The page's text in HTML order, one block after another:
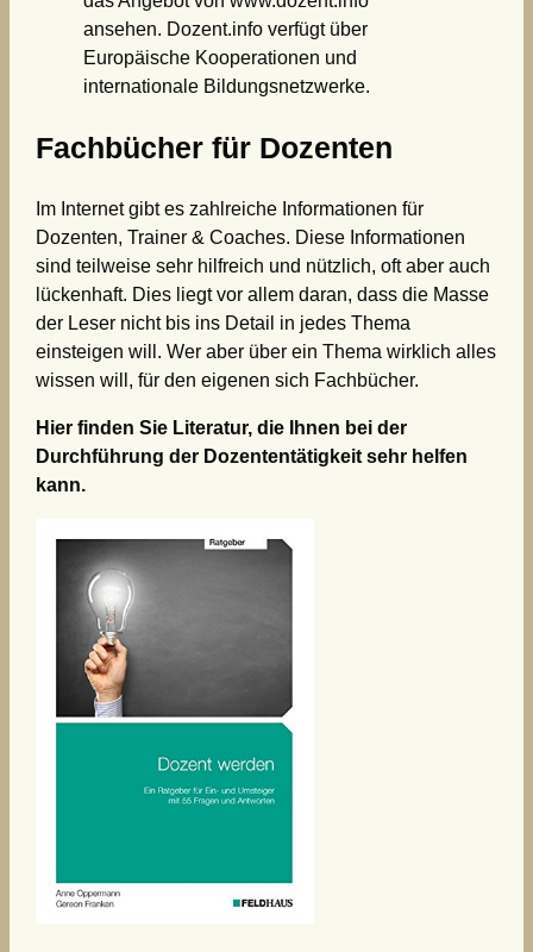
ansehen. Dozent.info verfügt über
Europäische Kooperationen und
internationale Bildungsnetzwerke.
Fachbücher für Dozenten
Im Internet gibt es zahlreiche Informationen für
Dozenten, Trainer & Coaches. Diese Informationen
sind teilweise sehr hilfreich und nützlich, oft aber auch
lückenhaft. Dies liegt vor allem daran, dass die Masse
der Leser nicht bis ins Detail in jedes Thema
einsteigen will. Wer aber über ein Thema wirklich alles
wissen will, für den eigenen sich Fachbücher.
Hier finden Sie Literatur, die Ihnen bei der
Durchführung der Dozententätigkeit sehr helfen
kann.